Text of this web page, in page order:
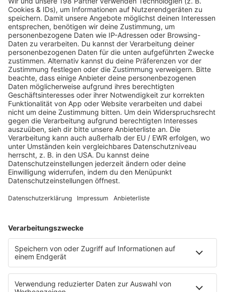
Gesundheits-TÜV
Hier findet Ihr die ausführlichen Artikel zu jedem
Punkt des Gesundheits-TÜV. Jeder Beitrag geht
tiefer ins Detail und bietet Euch alles, was Ihr wissen
müsst, um gesund und stark zu bleiben.
MEHR LESEN
HOME
SERVICE